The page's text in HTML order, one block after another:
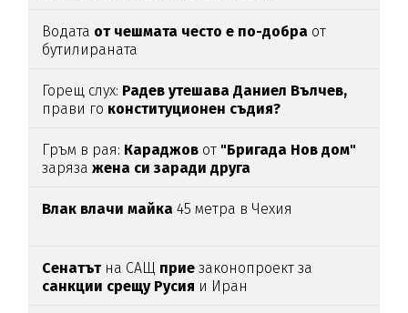
Водата от чешмата често е по-добра от
бутилираната
Горещ слух: Радев утешава Даниел Вълчев,
прави го конституционен съдия?
Гръм в рая: Караджов от "Бригада Нов дом"
зарязажена си заради друга
Влак влачи майка 45 метра в Чехия
Сенатътна САЩ прие законопроект за
санкции срещу Русия и Иран